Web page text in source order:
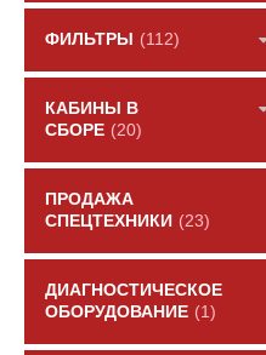
ФИЛЬТРЫ (112)
КАБИНЫ В
СБОРЕ (20)
ПРОДАЖА
СПЕЦТЕХНИКИ (23)
ДИАГНОСТИЧЕСКОЕ
ОБОРУДОВАНИЕ (1)